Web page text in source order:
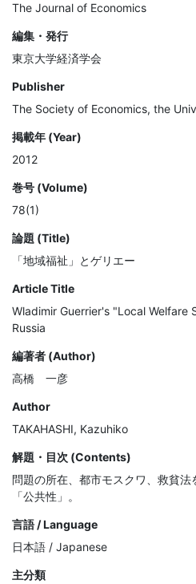
The Journal of Economics
編集・発行
東京大学経済学会
Publisher
The Society of Economics, the
掲載年 (Year)
2012
巻号 (Volume)
78(1)
論題 (Title)
「地域福祉」とゲリエー
Article Title
Wladimir Guerrier's "Local Welfare
Russia
編著者 (Author)
高橋 一彦
Author
TAKAHASHI, Kazuhiko
解題・目次 (Contents)
問題の所在、都市モスクワ、救貧
「公共性」。
言語 / Language
日本語 / Japanese
主分類